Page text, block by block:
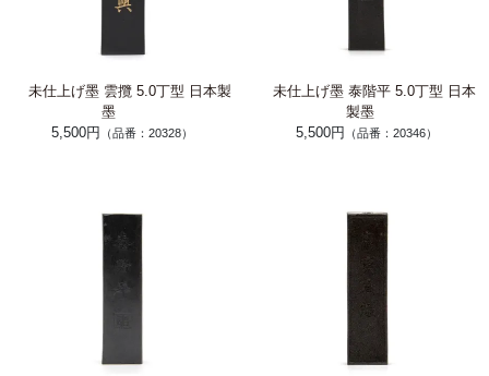
未仕上げ墨 雲攬 5.0丁型 日本製
墨
5,500円
（品番：20328）
未仕上げ墨 泰階平 5.0丁型 日本
製墨
5,500円
（品番：20346）